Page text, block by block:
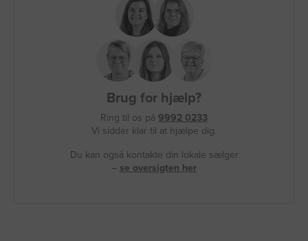
Brug for hjælp?
Ring til os på 9992 0233
Vi sidder klar til at hjælpe dig.
Du kan også kontakte din lokale sælger
– se oversigten her